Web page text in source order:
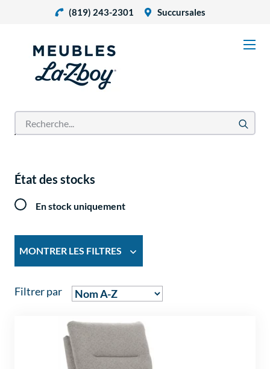
(819) 243-2301 Succursales
Accueil Produits
État des stocks
En stock uniquement
MONTRER LES FILTRES
Filtrer par